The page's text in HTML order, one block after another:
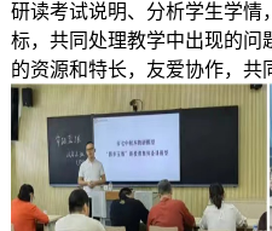
研读考试说明、分析学生学情
标，共同处理教学中出现的问
的资源和特长，友爱协作，共